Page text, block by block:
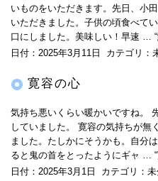
いものをいただきます。先日、小
いただきました。子供の頃食べて
口にしました。美味しい！早速 …
日付： 2025年3月11日 カテゴリ：
寛容の心
気持ち悪いくらい暖かいですね。
していました。 寛容の気持ちが無
ました。たしかにそうかも。自分
ると鬼の首をとったようにギャ …
日付： 2025年3月1日 カテゴリ：